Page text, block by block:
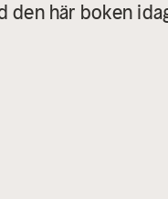
den här boken